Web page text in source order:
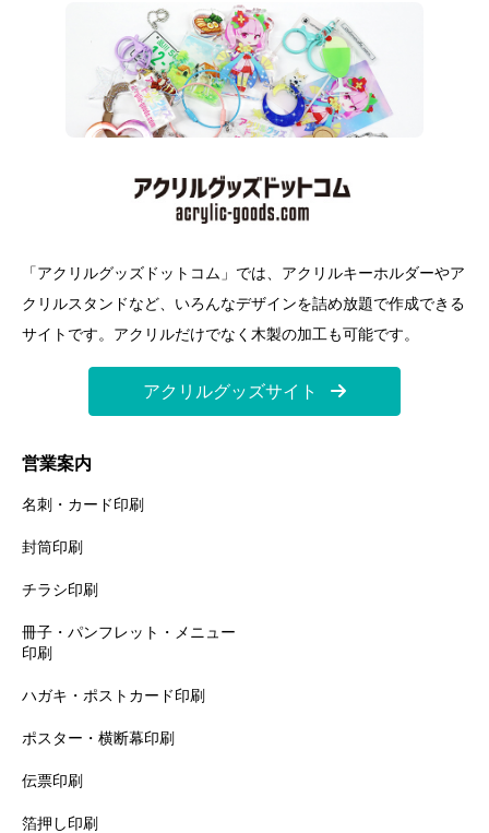
「アクリルグッズドットコム」では、アクリルキーホルダーやア
クリルスタンドなど、いろんなデザインを詰め放題で作成できる
サイトです。アクリルだけでなく木製の加工も可能です。
アクリルグッズサイト
営業案内
名刺・カード印刷
封筒印刷
チラシ印刷
冊子・パンフレット・メニュー
印刷
ハガキ・ポストカード印刷
ポスター・横断幕印刷
伝票印刷
箔押し印刷